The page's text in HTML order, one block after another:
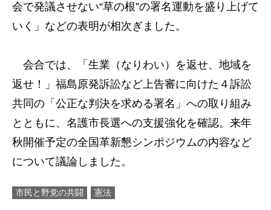
会で発議させない“草の根”の署名運動を盛り上げて
いく」などの表明が相次ぎました。
会合では、「生業（なりわい）を返せ、地域を
返せ！」福島原発訴訟など上告審に向けた４訴訟
共同の「公正な判決を求める署名」への取り組み
とともに、名護市長選への支援強化を確認。来年
秋開催予定の全国革新懇シンポジウムの内容など
について議論しました。
市民と野党の共闘 憲法